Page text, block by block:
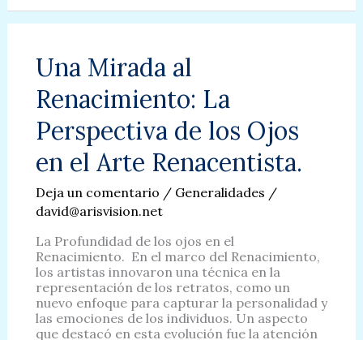
y
tratarla
Una Mirada al
Renacimiento: La
Perspectiva de los Ojos
en el Arte Renacentista.
Deja un comentario / Generalidades /
david@arisvision.net
La Profundidad de los ojos en el
Renacimiento. En el marco del Renacimiento,
los artistas innovaron una técnica en la
representación de los retratos, como un
nuevo enfoque para capturar la personalidad y
las emociones de los individuos. Un aspecto
que destacó en esta evolución fue la atención